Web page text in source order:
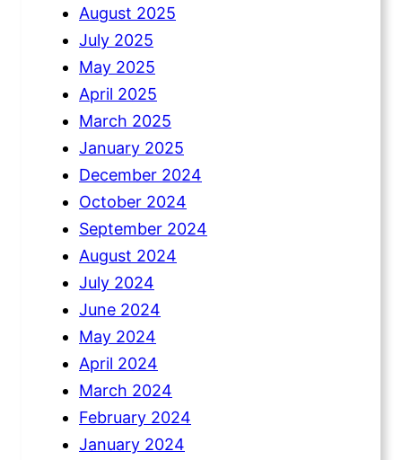
August 2025
July 2025
May 2025
April 2025
March 2025
January 2025
December 2024
October 2024
September 2024
August 2024
July 2024
June 2024
May 2024
April 2024
March 2024
February 2024
January 2024